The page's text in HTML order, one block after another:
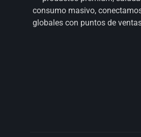
consumo masivo,
globales con puntos de